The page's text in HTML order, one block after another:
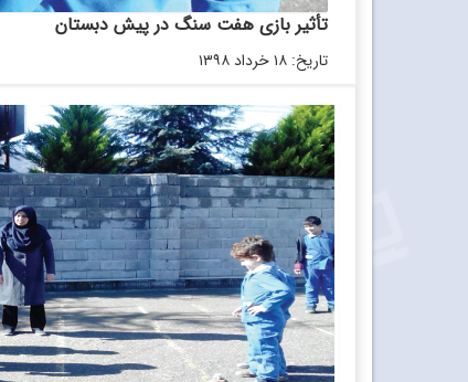
تأثیر بازی هفت سنگ در پیش دبستان
تاریخ: ۱۸ خرداد ۱۳۹۸